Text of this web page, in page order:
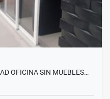
OFICINA SIN MUEBLES…